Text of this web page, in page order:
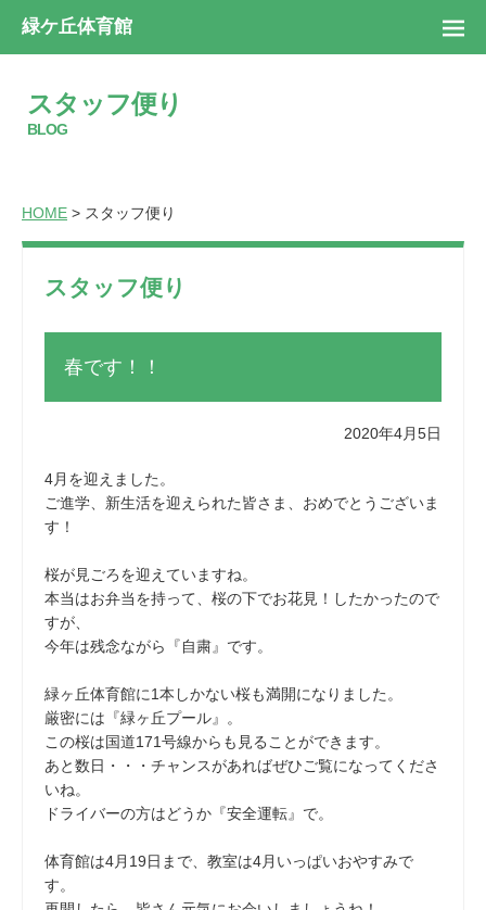
緑ケ丘体育館
スタッフ便り
BLOG
HOME > スタッフ便り
スタッフ便り
春です！！
2020年4月5日
4月を迎えました。
ご進学、新生活を迎えられた皆さま、おめでとうございま
す！
桜が見ごろを迎えていますね。
本当はお弁当を持って、桜の下でお花見！したかったので
すが、
今年は残念ながら『自粛』です。
緑ヶ丘体育館に1本しかない桜も満開になりました。
厳密には『緑ヶ丘プール』。
この桜は国道171号線からも見ることができます。
あと数日・・・チャンスがあればぜひご覧になってくださ
いね。
ドライバーの方はどうか『安全運転』で。
体育館は4月19日まで、教室は4月いっぱいおやすみで
す。